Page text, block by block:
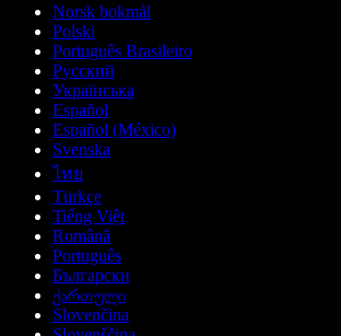
Norsk bokmål
Polski
Português Brasileiro
Русский
Українська
Español
Español (México)
Svenska
ไทย
Türkçe
Tiếng Việt
Română
Português
Български
ქართული
Slovenčina